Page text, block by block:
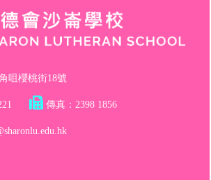
咀櫻桃街18號
傳真 ： 2398 1856